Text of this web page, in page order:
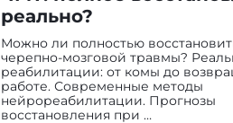
реально?
Можно ли полностью
черепно-мозговой травмы?
реабилитации: от комы до
работе. Современные методы
нейрореабилитации. Прогнозы
восстановления при …